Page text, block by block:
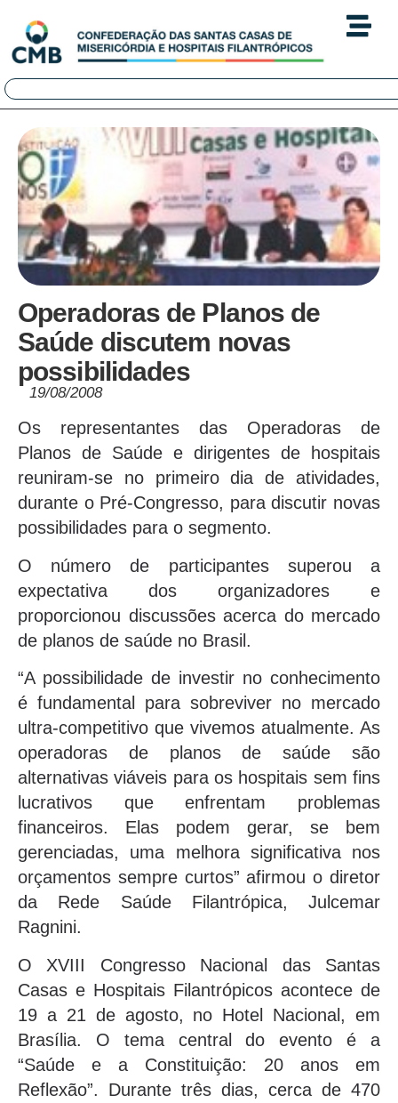
Operadoras de Planos de
Saúde discutem novas
possibilidades
19/08/2008
Os representantes das Operadoras de
Planos de Saúde e dirigentes de hospitais
reuniram-se no primeiro dia de atividades,
durante o Pré-Congresso, para discutir novas
possibilidades para o segmento.
O número de participantes superou a
expectativa dos organizadores e
proporcionou discussões acerca do mercado
de planos de saúde no Brasil.
“A possibilidade de investir no conhecimento
é fundamental para sobreviver no mercado
ultra-competitivo que vivemos atualmente. As
operadoras de planos de saúde são
alternativas viáveis para os hospitais sem fins
lucrativos que enfrentam problemas
financeiros. Elas podem gerar, se bem
gerenciadas, uma melhora significativa nos
orçamentos sempre curtos” afirmou o diretor
da Rede Saúde Filantrópica, Julcemar
Ragnini.
O XVIII Congresso Nacional das Santas
Casas e Hospitais Filantrópicos acontece de
19 a 21 de agosto, no Hotel Nacional, em
Brasília. O tema central do evento é a
“Saúde e a Constituição: 20 anos em
Reflexão”. Durante três dias, cerca de 470